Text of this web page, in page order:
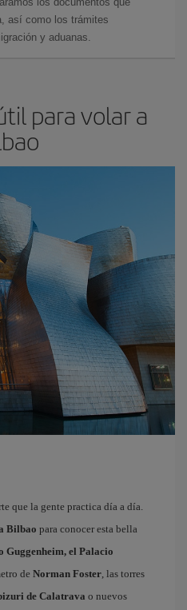
así como los trámites
y aduanas.
para volar a
que la gente practica día a día.
Bilbao para conocer esta bella
Guggenheim, el Palacio
de Norman Foster, las torres
de Calatrava o nuevos